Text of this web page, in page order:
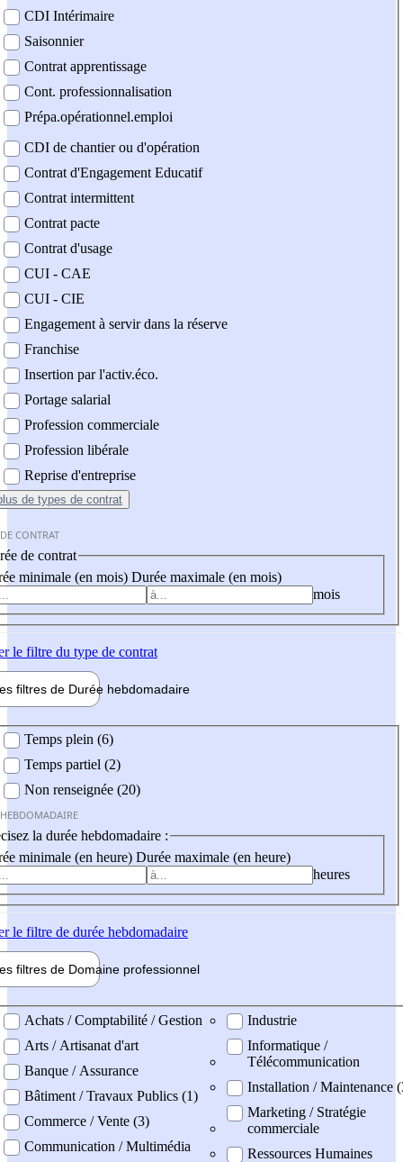
CDI Intérimaire
Saisonnier
Contrat apprentissage
Cont. professionnalisation
Prépa.opérationnel.emploi
CDI de chantier ou d'opération
Contrat d'Engagement Educatif
Contrat intermittent
Contrat pacte
Contrat d'usage
CUI - CAE
CUI - CIE
Engagement à servir dans la réserve
Franchise
Insertion par l'activ.éco.
Portage salarial
Profession commerciale
Profession libérale
Reprise d'entreprise
de types de contrat
CONTRAT
de contrat
minimale (en mois) Durée maximale (en mois)
mois
le filtre du type de contrat
filtres de Durée hebdomadaire
Temps plein (6)
Temps partiel (2)
Non renseignée (20)
la durée hebdomadaire :
minimale (en heure) Durée maximale (en heure)
heures
le filtre de durée hebdomadaire
filtres de Domaine professionnel
professionel
Achats / Comptabilité / Gestion
Arts / Artisanat d'art
Banque / Assurance
Bâtiment / Travaux Publics (1)
Commerce / Vente (3)
Communication / Multimédia
Industrie
Informatique /
Télécommunication
Installation / Maintenance
Marketing / Stratégie
commerciale
Ressources Humaines